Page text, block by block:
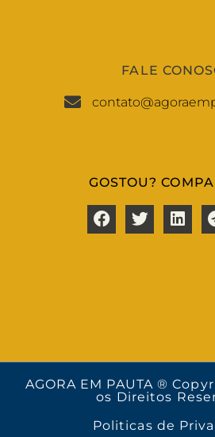
FALE
GOSTOU?
AGORA EM PAUTA ®
os Direitos
Politicas de